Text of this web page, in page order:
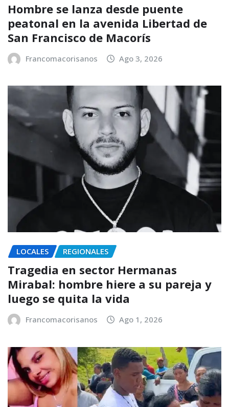
Hombre se lanza desde puente
peatonal en la avenida Libertad de
San Francisco de Macorís
Francomacorisanos Ago 3, 2026
LOCALES REGIONALES
Tragedia en sector Hermanas
Mirabal: hombre hiere a su pareja y
luego se quita la vida
Francomacorisanos Ago 1, 2026